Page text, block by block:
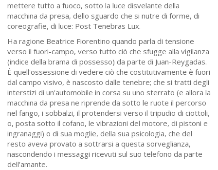
mettere tutto a fuoco, sotto la luce disvelante della
macchina da presa, dello sguardo che si nutre di forme, di
coreografie, di luce: Post Tenebras Lux.
Ha ragione Beatrice Fiorentino quando parla di tensione
verso il fuori-campo, verso tutto ciò che sfugge alla vigilanza
(indice della brama di possesso) da parte di Juan-Reygadas.
È quell'ossessione di vedere ciò che costitutivamente è fuori
dal campo visivo, è nascosto dalle tenebre; che si tratti degli
interstizi di un'automobile in corsa su uno sterrato (e allora la
macchina da presa ne riprende da sotto le ruote il percorso
nel fango, i sobbalzi, il protendersi verso il tripudio di ciottoli,
o, posta sotto il cofano, le vibrazioni del motore, di pistoni e
ingranaggi) o di sua moglie, della sua psicologia, che del
resto aveva provato a sottrarsi a questa sorveglianza,
nascondendo i messaggi ricevuti sul suo telefono da parte
dell'amante.